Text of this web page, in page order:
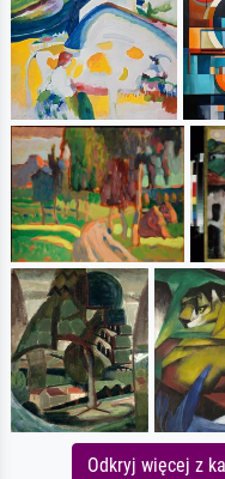
Odkryj więcej z